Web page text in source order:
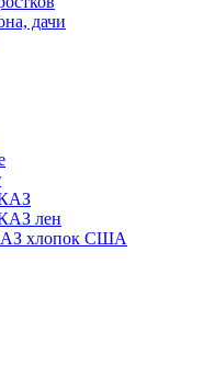
дачи
лен
хлопок США